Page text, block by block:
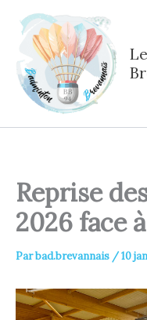
contenu
Reprise
2026 face
Parbad.brevannais /10